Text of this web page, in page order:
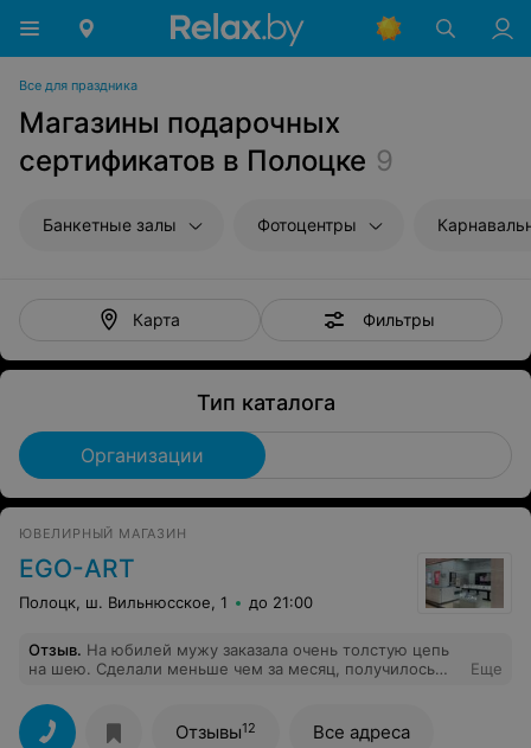
Все для праздника
Магазины подарочных
сертификатов в Полоцке 9
Банкетные залы Фотоцентры
Карта Фильтры
Тип каталога
Организации
ЮВЕЛИРНЫЙ МАГАЗИН
EGO-ART
Полоцк, ш. Вильнюсское, 1 до 21:00
Отзыв. На юбилей мужу заказала очень толстую цепь
на шею. Сделали меньше чем за месяц, получилось
Еще
Отзывы12 Все адреса